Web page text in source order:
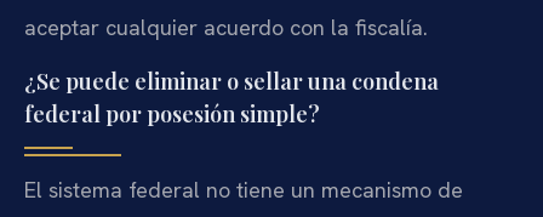
aceptar cualquier acuerdo con la fiscalía.
¿Se puede eliminar o sellar una condena
federal por posesión simple?
El sistema federal no tiene un mecanismo de